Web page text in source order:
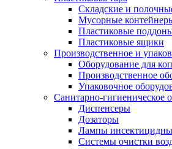
Складские и
Мусорные
Пластиковые
Пластиковые ящики
Производственное и
Оборудование для
Производственное
Упаковочное
Санитарно-гигиеническое
Диспенсеры
Дозаторы
Лампы
Системы очистки